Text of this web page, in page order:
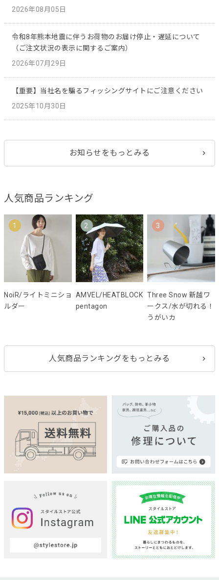
2026年08月05日
令和8年熊本地震に伴うお荷物のお届け停止・遅延について
（ご注文状況の表示に関するご案内）
2026年07月29日
【重要】当社名を騙るフィッシングサイトにご注意ください
2025年10月30日
お知らせをもっとみる
人気商品ランキング
1
NoiR/ライトミニショ
ルダー
2
AMVEL/HEATBLOCK
pentagon
3
Three Snow 新越ワ
ークス/水が切れる！
うがいカ
人気商品ランキングをもっとみる